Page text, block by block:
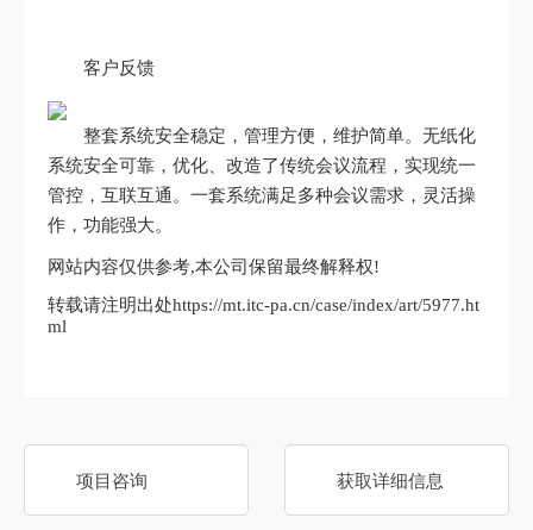
客户反馈
整套系统安全稳定，管理方便，维护简单。无纸化
系统安全可靠，优化、改造了传统会议流程，实现统一
管控，互联互通。一套系统满足多种会议需求，灵活操
作，功能强大。
网站内容仅供参考,本公司保留最终解释权!
转载请注明出处https://mt.itc-pa.cn/case/index/art/5977.ht
ml
项目咨询 获取详细信息